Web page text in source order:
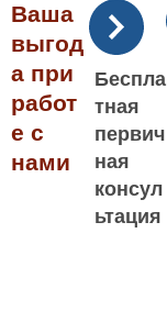
Ваша
выгод
а при
работ
е с
нами
Беспла
тная
первич
ная
консул
ьтация